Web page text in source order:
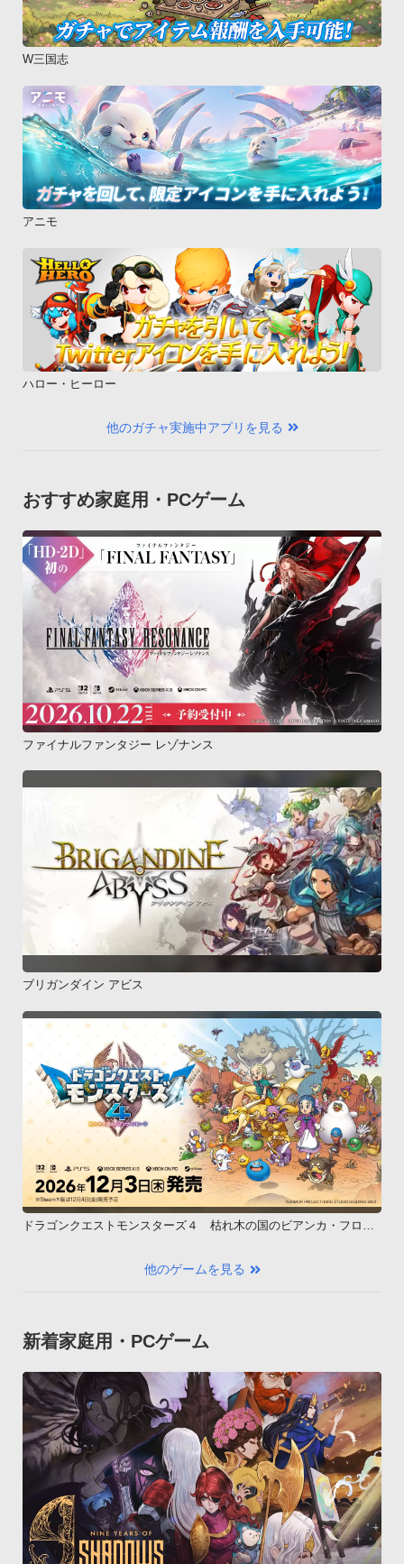
W三国志
アニモ
ハロー・ヒーロー
他のガチャ実施中アプリを見る
おすすめ家庭用・PCゲーム
ファイナルファンタジー レゾナンス
ブリガンダイン アビス
ドラゴンクエストモンスターズ４ 枯れ木の国のビアンカ・フロー
他のゲームを見る
新着家庭用・PCゲーム